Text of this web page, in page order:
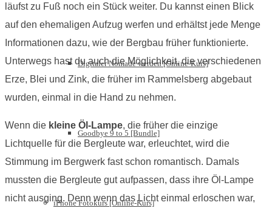
Digitaler Nomade werden [Online-Kurs]
Goodbye 9 to 5 [Bundle]
iPhone Fotokurs [Online-Kurs]
läufst zu Fuß noch ein Stück weiter. Du kannst einen Blick
auf den ehemaligen Aufzug werfen und erhältst jede Menge
Informationen dazu, wie der Bergbau früher funktionierte.
Unterwegs hast du auch die Möglichkeit, die verschiedenen
Erze, Blei und Zink, die früher im Rammelsberg abgebaut
wurden, einmal in die Hand zu nehmen.
Wenn die kleine Öl-Lampe, die früher die einzige
Lichtquelle für die Bergleute war, erleuchtet, wird die
Stimmung im Bergwerk fast schon romantisch. Damals
mussten die Bergleute gut aufpassen, dass ihre Öl-Lampe
nicht ausging. Denn wenn das Licht einmal erloschen war,